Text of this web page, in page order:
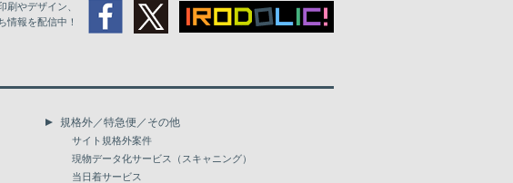
刷やデザイン、
情報を配信中！
規格外／特急便／その他
サイト規格外案件
現物データ化サービス（スキャニング）
当日着サービス